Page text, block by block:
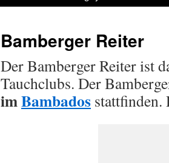
Bamberger Reiter
Der Bamberger Reiter ist
Tauchclubs. Der
imBambados